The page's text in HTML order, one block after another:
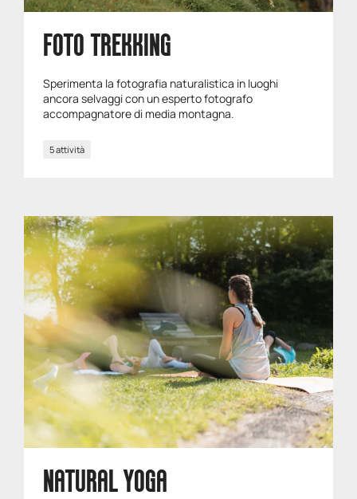
FOTO TREKKING
Sperimenta la fotografia naturalistica in luoghi
ancora selvaggi con un esperto fotografo
accompagnatore di media montagna.
5 attività
NATURAL YOGA